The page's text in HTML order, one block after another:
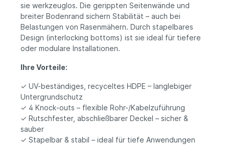
sie werkzeuglos. Die gerippten Seitenwände und
breiter Bodenrand sichern Stabilität – auch bei
Belastungen von Rasenmähern. Durch stapelbares
Design (interlocking bottoms) ist sie ideal für tiefere
oder modulare Installationen.
Ihre Vorteile:
✓ UV-beständiges, recyceltes HDPE – langlebiger
Untergrundschutz
✓ 4 Knock‑outs – flexible Rohr-/Kabelzuführung
✓ Rutschfester, abschließbarer Deckel – sicher &
sauber
✓ Stapelbar & stabil – ideal für tiefe Anwendungen